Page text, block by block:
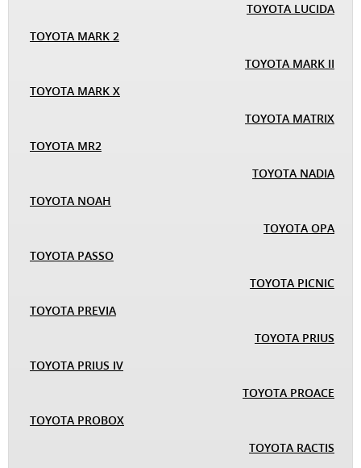
TOYOTA LUCIDA
TOYOTA MARK 2
TOYOTA MARK II
TOYOTA MARK X
TOYOTA MATRIX
TOYOTA MR2
TOYOTA NADIA
TOYOTA NOAH
TOYOTA OPA
TOYOTA PASSO
TOYOTA PICNIC
TOYOTA PREVIA
TOYOTA PRIUS
TOYOTA PRIUS IV
TOYOTA PROACE
TOYOTA PROBOX
TOYOTA RACTIS